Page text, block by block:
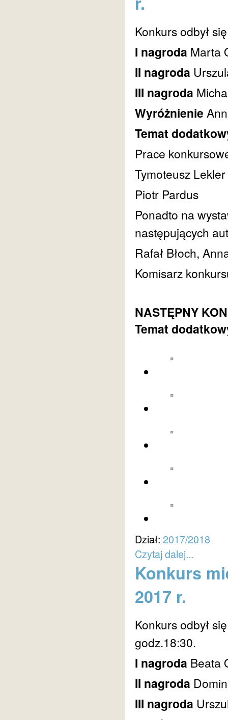
Konkurs odbył
I nagroda Marta
II nagroda
III nagroda
Wyróżnienie
Temat
Prace
Tymoteusz Lekler
Piotr Pardus
Ponadto na
następujących
Rafał Błoch,
Komisarz
NASTĘPNY
Temat
Dział: 2017/2018
Czytaj dalej...
Konkurs
2017 r.
Konkurs odbył
godz.18:30.
I nagroda Beata
II nagroda
III nagroda